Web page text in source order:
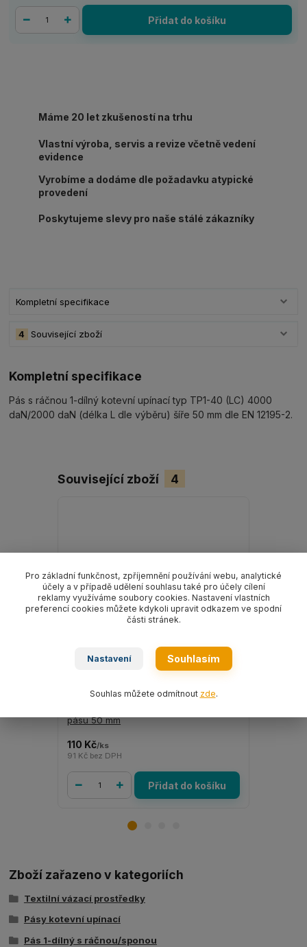
Přidat do košíku
Máme 20 let zkušeností na trhu
Vlastní výroba, servis a revize včetně vedení
evidence
Vyrobíme a dodáme dle požadavku atypické
provedení
Poskytujeme slevy pro naše stálé zákazníky
Kompletní specifikace
Související zboží
4
Kompletní specifikace
Pás s ráčnou 1-dílný kotevní upínací typ TP1-40 (LC) 4000
daN/2000 daN (délka L dle výběru) šíře 50 mm dle EN 12195-2.
Související zboží 4
pásu 50 mm
110 Kč/ks
91 Kč bez DPH
Přidat do košíku
polyetylen
Zboží zařazeno v kategoriích
Textilní vázací prostředky
Pásy kotevní upínací
Pás 1-dílný s ráčnou/sponou
Pro základní funkčnost, zpříjemnění používání webu, analytické
účely a v případě udělení souhlasu také pro účely cílení
reklamy využíváme soubory cookies. Nastavení vlastních
preferencí cookies můžete kdykoli upravit odkazem ve spodní
části stránek.
Nastavení Souhlasím
Souhlas můžete odmítnout zde.